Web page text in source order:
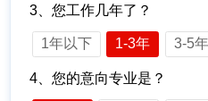
3、您工作几年了？
1年以下 1-3年 3-5年
4、您的意向专业是？